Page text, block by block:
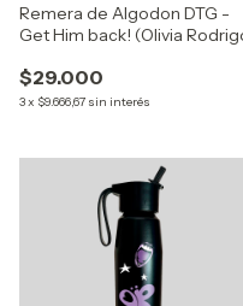
Remera de Algodon DTG -
Get Him back! (Olivia
$29.000
3x $9.666,67 sin interés